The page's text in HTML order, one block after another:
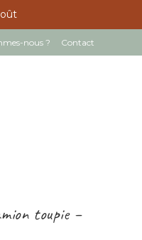
nous ? Contact
toupie –